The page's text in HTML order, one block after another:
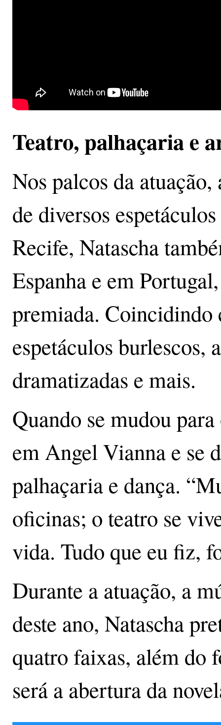
Teatro, palhaçaria e
Nos palcos da atuação,
de diversos
Recife, Natascha
Espanha e em
premiada.
espetáculos burlescos,
dramatizadas e mais.
Quando se mudou
em Angel Vianna e se
palhaçaria e dança.
oficinas; o teatro se
vida. Tudo que eu fiz,
Durante a atuação, a
deste ano, Natascha
quatro faixas, além do
será a abertura da